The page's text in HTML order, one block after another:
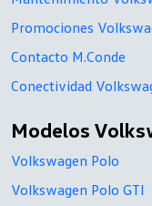
Promociones
Contacto M.Conde
Conectividad
Modelos
Volkswagen Polo
Volkswagen Polo GTI